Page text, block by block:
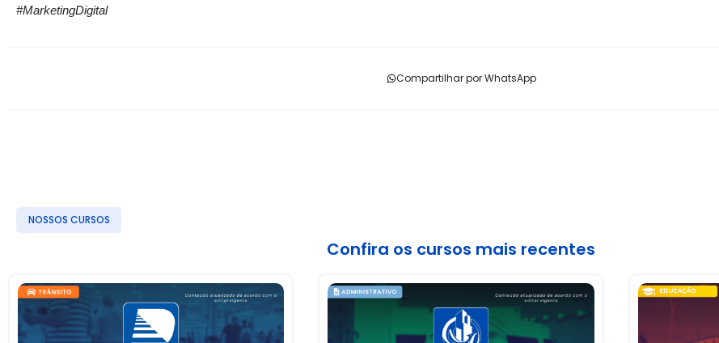
#MarketingDigital
Compartilhar por WhatsApp
NOSSOS CURSOS
Confira os cursos mais recentes